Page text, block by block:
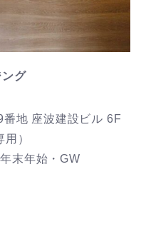
グ
地 座波建設ビル 6F
）
末年始・GW